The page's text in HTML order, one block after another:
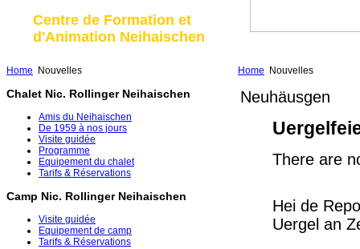
Centre de Formation et
d'Animation Neihaischen
Home Nouvelles
Chalet Nic. Rollinger Neihaischen
Amis du Neihaischen
De 1959 à nos jours
Visite guidée
Programme
Equipement du chalet
Tarifs & Réservations
Camp Nic. Rollinger Neihaischen
Visite guidée
Equipement de camp
Tarifs & Réservations
Home Nouvelles
Neuhäusgen
There are
Hei de
Uergel an